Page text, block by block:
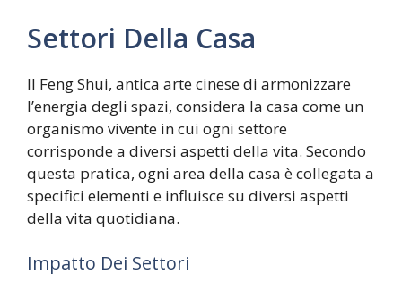
Settori Della Casa
Il Feng Shui, antica arte cinese di armonizzare
l’energia degli spazi, considera la casa come un
organismo vivente in cui ogni settore
corrisponde a diversi aspetti della vita. Secondo
questa pratica, ogni area della casa è collegata a
specifici elementi e influisce su diversi aspetti
della vita quotidiana.
Impatto Dei Settori